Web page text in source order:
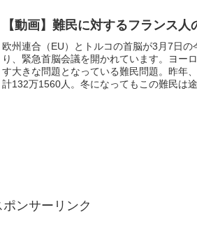
【動画】難民に対するフランス人
欧州連合（EU）とトルコの首脳が3月7日の
り、緊急首脳会議を開かれています。ヨー
す大きな問題となっている難民問題。昨年
計132万1560人。冬になってもこの難民は途
ポンサーリンク